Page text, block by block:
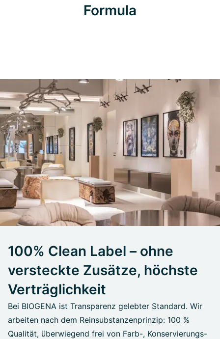
Formula
100% Clean Label – ohne
versteckte Zusätze, höchste
Verträglichkeit
Bei BIOGENA ist Transparenz gelebter Standard. Wir
arbeiten nach dem Reinsubstanzenprinzip: 100 %
Qualität, überwiegend frei von Farb-, Konservierungs-